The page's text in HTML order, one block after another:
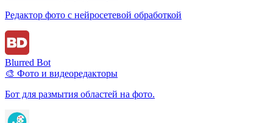
Редактор фото с нейросетевой обработкой
Blurred Bot
🎨 Фото и видеоредакторы
Бот для размытия областей на фото.